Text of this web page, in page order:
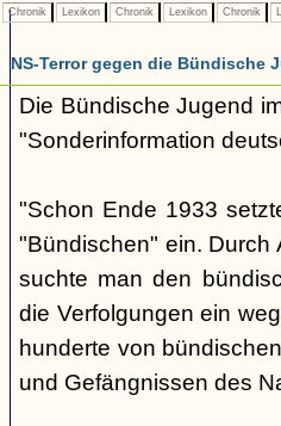
Chronik Lexikon Chronik Lexikon Chronik
NS-Terror gegen die Bündische
Die Bündische Jugend
"Sonderinformation
"Schon Ende 1933
"Bündischen" ein.
suchte man den
die Verfolgungen ein
hunderte von
und Gefängnissen des